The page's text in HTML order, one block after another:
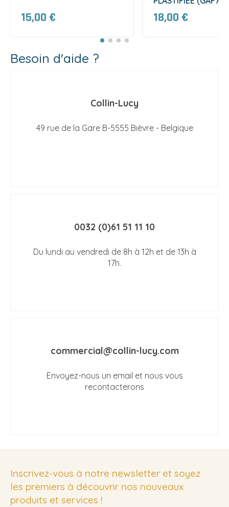
15,00 € 18,00 €
Besoin d'aide ?
Collin-Lucy
49 rue de la Gare B-5555 Bièvre - Belgique
0032 (0)61 51 11 10
Du lundi au vendredi de 8h à 12h et de 13h à
17h.
commercial@collin-lucy.com
Envoyez-nous un email et nous vous
recontacterons
Inscrivez-vous à notre newsletter et soyez
les premiers à découvrir nos nouveaux
produits et services !